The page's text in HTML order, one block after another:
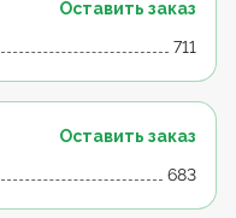
Оставить заказ
711
Оставить заказ
683